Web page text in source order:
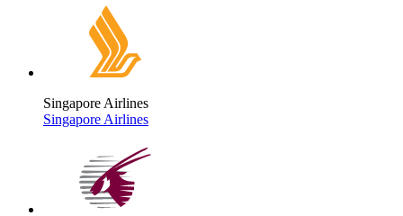
Singapore Airlines
Singapore Airlines